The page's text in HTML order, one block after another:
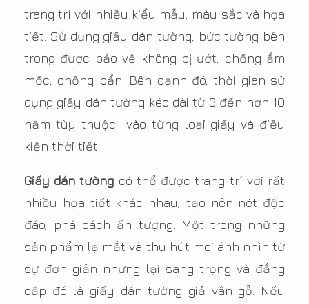
trang trí với nhiều kiểu mẫu, màu sắc và họa
tiết. Sử dụng giấy dán tường, bức tường bên
trong được bảo vệ không bị ướt, chống ẩm
mốc, chống bẩn. Bên cạnh đó, thời gian sử
dụng giấy dán tường kéo dài từ 3 đến hơn 10
năm tùy thuộc vào từng loại giấy và điều
kiện thời tiết.
Giấy dán tường có thể được trang trí với rất
nhiều họa tiết khác nhau, tạo nên nét độc
đáo, phá cách ấn tượng. Một trong những
sản phẩm lạ mắt và thu hút moi ánh nhìn từ
sự đơn giản nhưng lại sang trọng và đẳng
cấp đó là giấy dán tường giả vân gỗ. Nếu